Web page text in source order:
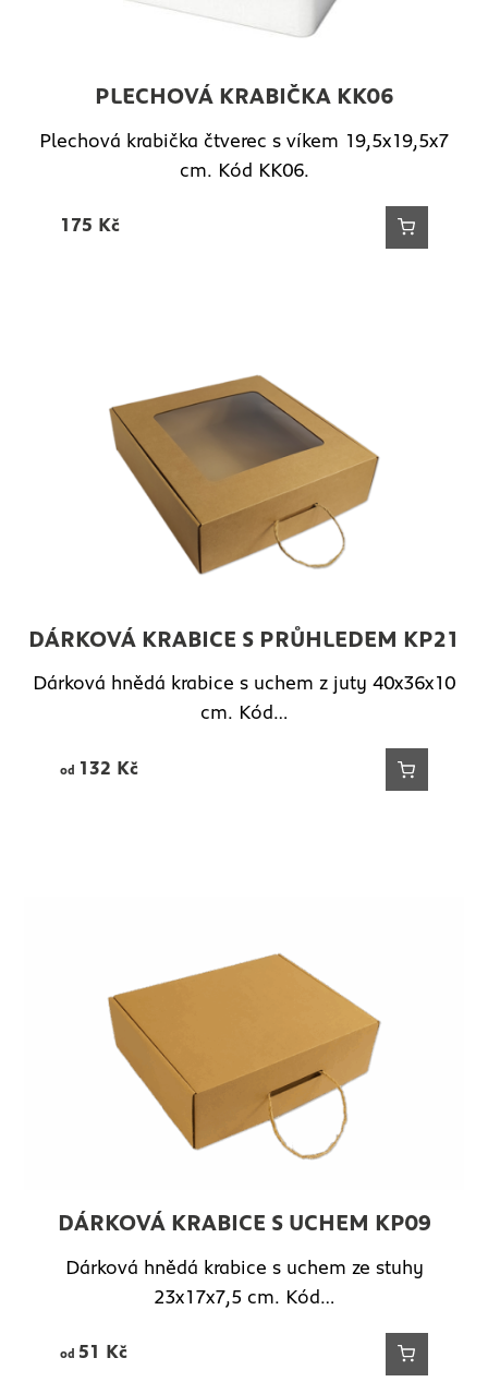
PLECHOVÁ KRABIČKA KK06
Plechová krabička čtverec s víkem 19,5x19,5x7
cm. Kód KK06.
175 Kč
DÁRKOVÁ KRABICE S PRŮHLEDEM KP21
Dárková hnědá krabice s uchem z juty 40x36x10
cm. Kód…
od 132 Kč
DÁRKOVÁ KRABICE S UCHEM KP09
Dárková hnědá krabice s uchem ze stuhy
23x17x7,5 cm. Kód…
od 51 Kč